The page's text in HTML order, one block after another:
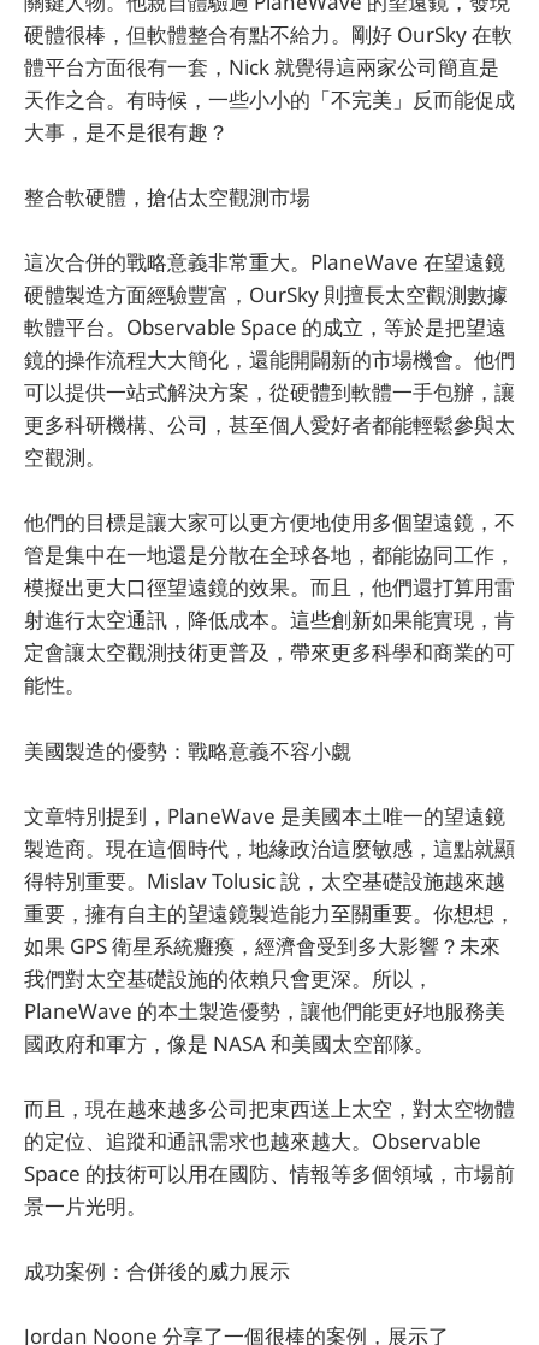
硬體很棒，但軟體整合有點不給力。剛好 OurSky 在軟
體平台方面很有一套，Nick 就覺得這兩家公司簡直是
天作之合。有時候，一些小小的「不完美」反而能促成
大事，是不是很有趣？
整合軟硬體，搶佔太空觀測市場
這次合併的戰略意義非常重大。PlaneWave 在望遠鏡
硬體製造方面經驗豐富，OurSky 則擅長太空觀測數據
軟體平台。Observable Space 的成立，等於是把望遠
鏡的操作流程大大簡化，還能開闢新的市場機會。他們
可以提供一站式解決方案，從硬體到軟體一手包辦，讓
更多科研機構、公司，甚至個人愛好者都能輕鬆參與太
空觀測。
他們的目標是讓大家可以更方便地使用多個望遠鏡，不
管是集中在一地還是分散在全球各地，都能協同工作，
模擬出更大口徑望遠鏡的效果。而且，他們還打算用雷
射進行太空通訊，降低成本。這些創新如果能實現，肯
定會讓太空觀測技術更普及，帶來更多科學和商業的可
能性。
美國製造的優勢：戰略意義不容小覷
文章特別提到，PlaneWave 是美國本土唯一的望遠鏡
製造商。現在這個時代，地緣政治這麼敏感，這點就顯
得特別重要。Mislav Tolusic 說，太空基礎設施越來越
重要，擁有自主的望遠鏡製造能力至關重要。你想想，
如果 GPS 衛星系統癱瘓，經濟會受到多大影響？未來
我們對太空基礎設施的依賴只會更深。所以，
PlaneWave 的本土製造優勢，讓他們能更好地服務美
國政府和軍方，像是 NASA 和美國太空部隊。
而且，現在越來越多公司把東西送上太空，對太空物體
的定位、追蹤和通訊需求也越來越大。Observable
Space 的技術可以用在國防、情報等多個領域，市場前
景一片光明。
成功案例：合併後的威力展示
Jordan Noone 分享了一個很棒的案例，展示了